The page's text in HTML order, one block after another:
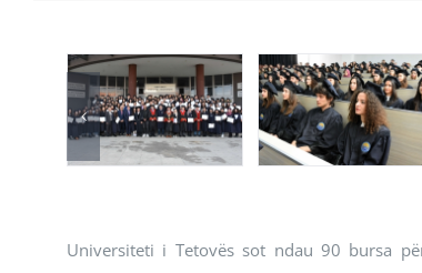
Universiteti i Tetovës sot ndau 90 bursa